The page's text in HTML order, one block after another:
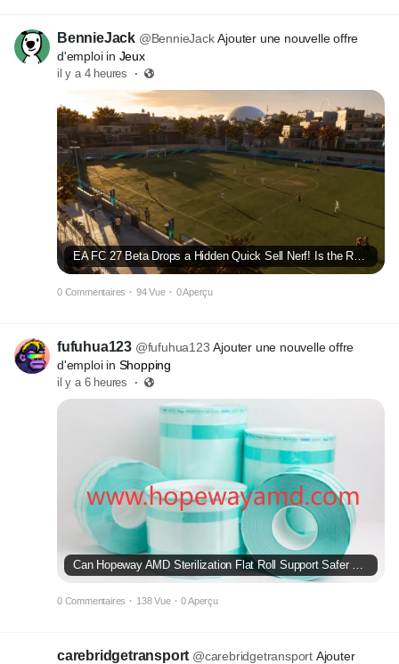
BennieJack @BennieJack Ajouter une nouvelle offre
d'emploi in Jeux
il y a 4 heures ·
0 Commentaires · 94 Vue · 0 Aperçu
fufuhua123 @fufuhua123 Ajouter une nouvelle offre
d'emploi in Shopping
il y a 6 heures ·
0 Commentaires · 138 Vue · 0 Aperçu
carebridgetransport @carebridgetransport Ajouter